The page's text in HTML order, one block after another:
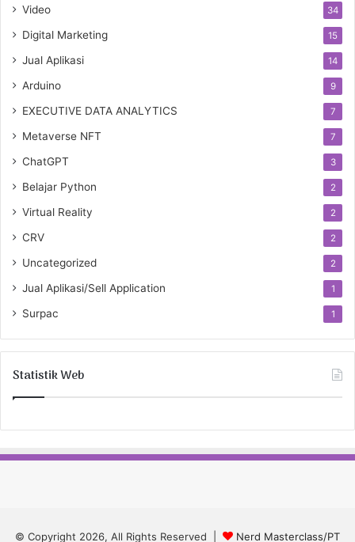
Video 34
Digital Marketing 15
Jual Aplikasi 14
Arduino 9
EXECUTIVE DATA ANALYTICS 7
Metaverse NFT 7
ChatGPT 3
Belajar Python 2
Virtual Reality 2
CRV 2
Uncategorized 2
Jual Aplikasi/Sell Application 1
Surpac 1
Statistik Web
© Copyright 2026, All Rights Reserved | Nerd Masterclass/PT